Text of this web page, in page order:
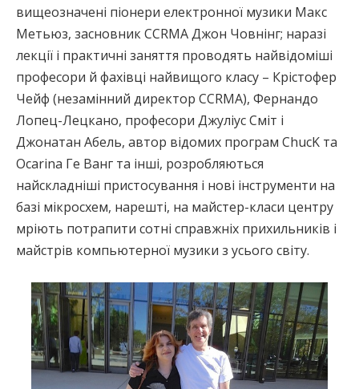
вищеозначені піонери електронної музики Макс
Метьюз, засновник CCRMA Джон Човнінг; наразі
лекції і практичні заняття проводять найвідоміші
професори й фахівці найвищого класу – Крістофер
Чейф (незамінний директор CCRMA), Фернандо
Лопец-Лецкано, професори Джуліус Сміт і
Джонатан Абель, автор відомих програм ChucK та
Ocarina Ге Ванг та інші, розробляються
найскладніші пристосування і нові інструменти на
базі мікросхем, нарешті, на майстер-класи центру
мріють потрапити сотні справжніх прихильників і
майстрів компьютерної музики з усього світу.